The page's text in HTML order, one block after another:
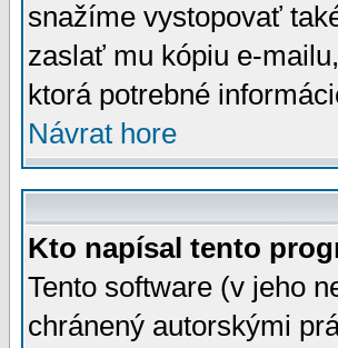
snažíme vystopovať
zaslať mu kópiu e-
ktorá potrebné
Návrat hore
Kto napísal tento
Tento software (v jeho
chránený autorskými